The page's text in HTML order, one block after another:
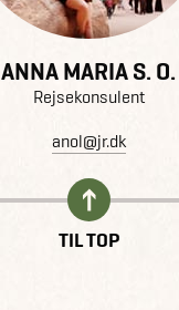
ANNA MARIA S. O.
Rejsekonsulent
anol@jr.dk
TIL TOP